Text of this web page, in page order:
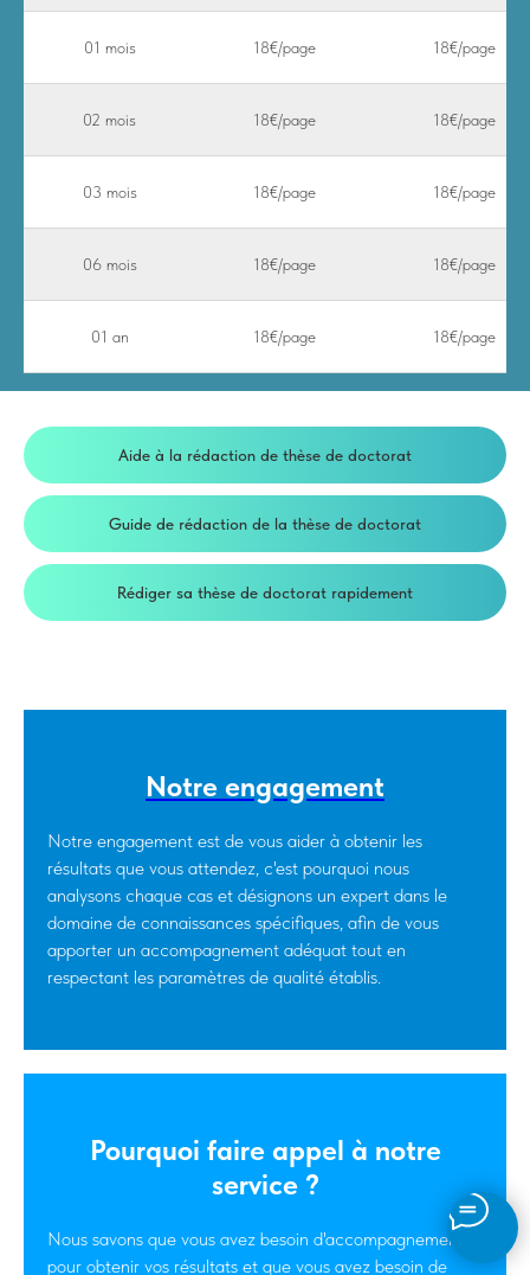
01 mois 18€/page 18€/page
02 mois 18€/page 18€/page
03 mois 18€/page 18€/page
06 mois 18€/page 18€/page
01 an 18€/page 18€/page
Aide à la rédaction de thèse de doctorat
Guide de rédaction de la thèse de doctorat
Rédiger sa thèse de doctorat rapidement
Notre engagement
Notre engagement est de vous aider à obtenir les
résultats que vous attendez, c'est pourquoi nous
analysons chaque cas et désignons un expert dans le
domaine de connaissances spécifiques, afin de vous
apporter un accompagnement adéquat tout en
respectant les paramètres de qualité établis.
Pourquoi faire appel à notre
service ?
Nous savons que vous avez besoin d'accompagnement
pour obtenir vos résultats et que vous avez besoin de